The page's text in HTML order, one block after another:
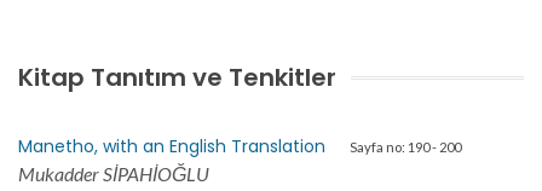
Kitap Tanıtım ve Tenkitler
Manetho, with an English Translation Sayfa no: 190 - 200
Mukadder SİPAHİOĞLU